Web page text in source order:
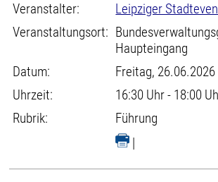
Veranstalter:
Leipziger
Veranstaltungsort:
Haupteingang
Datum:
Freitag, 26.06.2026
Uhrzeit:
16:30 Uhr - 18:00
Rubrik:
Führung
|